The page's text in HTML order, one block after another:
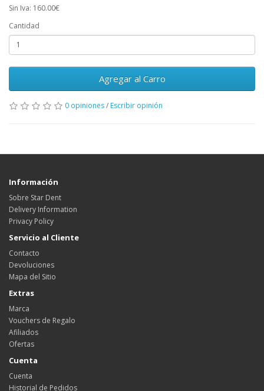
Sin Iva: 160.00€
Cantidad
Agregar al Carro
0 opiniones/ Escribir opinión
Información
Sobre Star Dent
Delivery Information
Privacy Policy
Servicio al Cliente
Contacto
Devoluciones
Mapa del Sitio
Extras
Marca
Vouchers de Regalo
Afiliados
Ofertas
Cuenta
Cuenta
Historial de Pedidos